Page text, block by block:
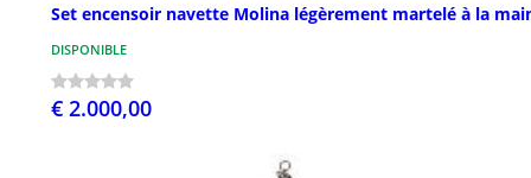
Set encensoir navette Molina légèrement martelé à la
DISPONIBLE
€ 2.000,00